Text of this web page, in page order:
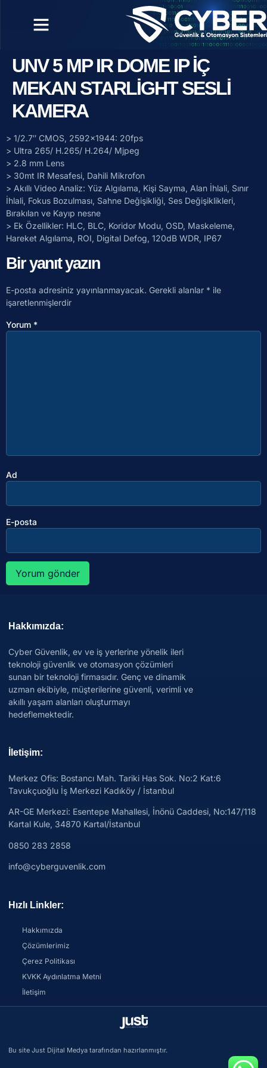
UNV 5 MP IR DOME IP İÇ
MEKAN STARLİGHT SESLİ
KAMERA
> 1/2.7″ CMOS, 2592×1944: 20fps
> Ultra 265/ H.265/ H.264/ Mjpeg
> 2.8 mm Lens
> 30mt IR Mesafesi, Dahili Mikrofon
> Akıllı Video Analiz: Yüz Algılama, Kişi Sayma, Alan İhlali, Sınır
İhlali, Fokus Bozulması, Sahne Değişikliği, Ses Değişiklikleri,
Bırakılan ve Kayıp nesne
> Ek Özellikler: HLC, BLC, Koridor Modu, OSD, Maskeleme,
Hareket Algılama, ROI, Digital Defog, 120dB WDR, IP67
Bir yanıt yazın
E-posta adresiniz yayınlanmayacak. Gerekli alanlar * ile
işaretlenmişlerdir
Yorum *
Ad
E-posta
Hakkımızda:
Cyber Güvenlik, ev ve iş yerlerine yönelik ileri
teknoloji güvenlik ve otomasyon çözümleri
sunan bir teknoloji firmasıdır. Genç ve dinamik
uzman ekibiyle, müşterilerine güvenli, verimli ve
akıllı yaşam alanları oluşturmayı
hedeflemektedir.
İletişim:
Merkez Ofis: Bostancı Mah. Tariki Has Sok. No:2 Kat:6
Tavukçuoğlu İş Merkezi Kadıköy / İstanbul
AR-GE Merkezi: Esentepe Mahallesi, İnönü Caddesi, No:147/118
Kartal Kule, 34870 Kartal/İstanbul
0850 283 2858
info@cyberguvenlik.com
Hızlı Linkler:
Hakkımızda
Çözümlerimiz
Çerez Politikası
KVKK Aydınlatma Metni
İletişim
Bu site Just Dijital Medya tarafından hazırlanmıştır.